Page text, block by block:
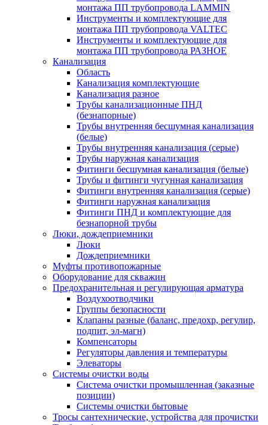
монтажа ПП трубопровода LAMMIN
Инструменты и комплектующие для
монтажа ПП трубопровода VALTEC
Инструменты и комплектующие для
монтажа ПП трубопровода РАЗНОЕ
Канализация
Область
Канализация комплектующие
Канализация разное
Трубы канализационные ПНД
(безнапорные)
Трубы внутренняя бесшумная канализация
(белые)
Трубы внутренняя канализация (серые)
Трубы наружная канализация
Фитинги бесшумная канализация (белые)
Трубы и фитинги чугунная канализация
Фитинги внутренняя канализация (серые)
Фитинги наружная канализация
Фитинги ПНД и комплектующие для
безнапорной трубы
Люки, дождеприемники
Люки
Дождеприемники
Муфты противопожарные
Оборудование для скважин
Предохранительная и регулирующая арматура
Воздухоотводчики
Группы безопасности
Клапаны разные (баланс, предохр, регулир,
подпит, эл-магн)
Компенсаторы
Регуляторы давления и температуры
Элеваторы
Системы очистки воды
Система очистки промышленная (заказные
позиции)
Системы очистки бытовые
Тросы сантехнические, устройства для прочистки